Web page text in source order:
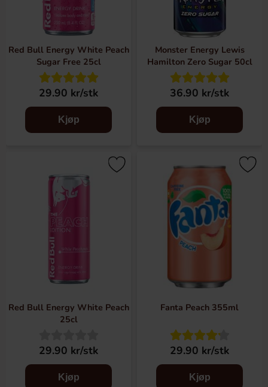
Red Bull Energy White Peach
Sugar Free 25cl
29.90 kr/stk
Kjøp
Monster Energy Lewis
Hamilton Zero Sugar 50cl
36.90 kr/stk
Kjøp
Red Bull Energy White Peach
25cl
29.90 kr/stk
Kjøp
Fanta Peach 355ml
29.90 kr/stk
Kjøp